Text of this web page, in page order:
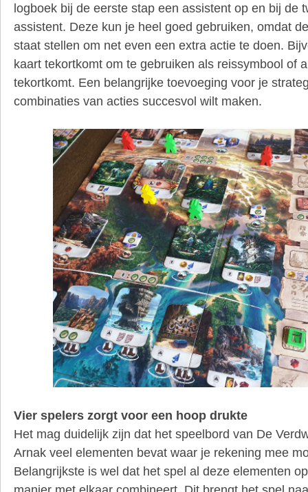
logboek bij de eerste stap een assistent op en bij de
assistent. Deze kun je heel goed gebruiken, omdat
staat stellen om net even een extra actie te doen.
kaart tekortkomt om te gebruiken als reissymbool of
tekortkomt. Een belangrijke toevoeging voor je
combinaties van acties succesvol wilt maken.
Vier spelers zorgt voor een hoop drukte
Het mag duidelijk zijn dat het speelbord van De
Arnak veel elementen bevat waar je rekening mee
Belangrijkste is wel dat het spel al deze elementen